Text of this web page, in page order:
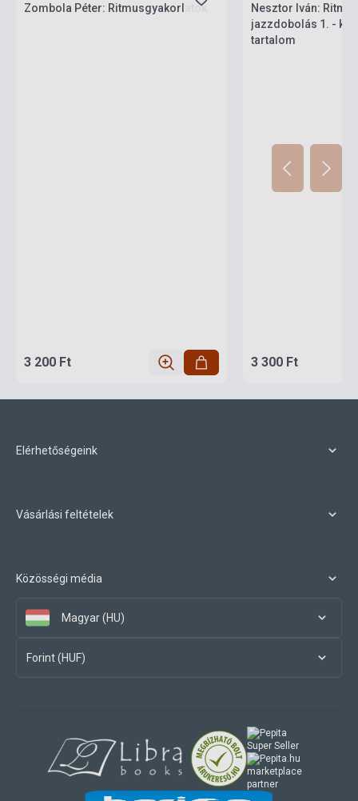
Zombola Péter: Ritmusgyakorlatok
3 200 Ft
Nesztor Iván:
jazzdobolás 1. -
tartalom
3 300 Ft
Elérhetőségeink
Vásárlási feltételek
Közösségi média
Magyar (HU)
Forint (HUF)
marketplace
partner